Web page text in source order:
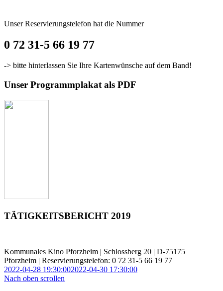
Unser Reservierungstelefon hat die Nummer
0 72 31-5 66 19 77
-> bitte hinterlassen Sie Ihre Kartenwünsche auf dem Band!
Unser Programmplakat als PDF
TÄTIGKEITSBERICHT 2019
Kommunales Kino Pforzheim | Schlossberg 20 | D-75175
Pforzheim | Reservierungstelefon: 0 72 31-5 66 19 77
2022-04-28 19:30:002022-04-30 17:30:00
Nach oben scrollen